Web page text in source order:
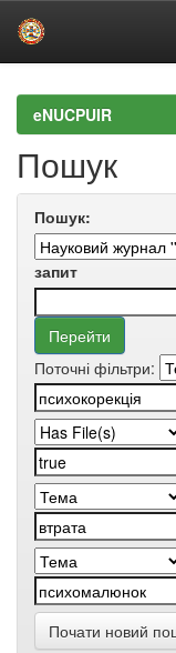
navigationeNUCPUIR
Пошук
Пошук:
запит
Поточні фільтри:
Почати новий